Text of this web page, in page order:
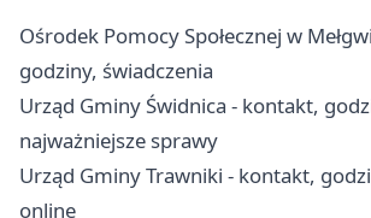
Ośrodek Pomocy Społecznej w
godziny, świadczenia
Urząd Gminy Świdnica - kontakt,
najważniejsze sprawy
Urząd Gminy Trawniki - kontakt,
online